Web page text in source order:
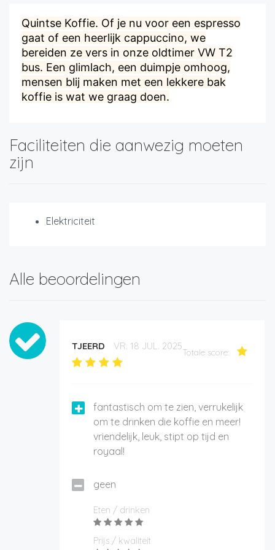
Quintse Koffie. Of je nu voor een espresso
gaat of een heerlijk cappuccino, we
bereiden ze vers in onze oldtimer VW T2
bus. Een glimlach, een duimpje omhoog,
mensen blij maken met een lekkere bak
koffie is wat we graag doen.
Faciliteiten die aanwezig moeten
zijn
Elektriciteit
Alle beoordelingen
TJEERD VR. 18 JUL. 2025
Totale score:
fantastisch om te zien, verrukelijk
om te drinken die koffie en meer!
vriendelijk, leuk, stipt op tijd en
royaal!
geen
Eten / drinken
Prijs / kwaliteit